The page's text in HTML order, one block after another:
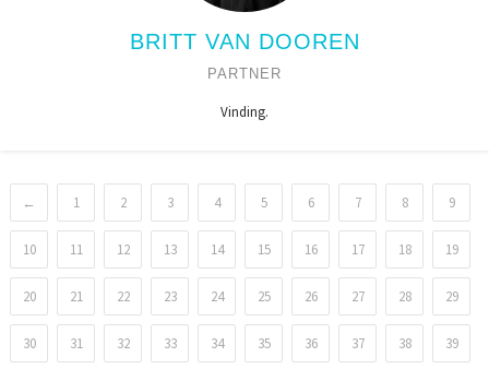
BRITT VAN DOOREN
PARTNER
Vinding.
← 1 2 3 4 5 6 7 8 9
10 11 12 13 14 15 16 17 18 19
20 21 22 23 24 25 26 27 28 29
30 31 32 33 34 35 36 37 38 39